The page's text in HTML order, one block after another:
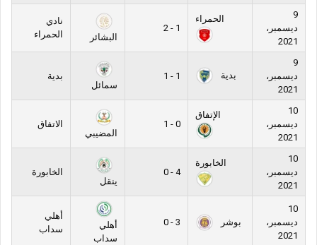
9
ديسمبر،
2021
الحمراء
1 - 2
البشائر
نادي
الحمراء
9
ديسمبر،
2021
بدية
1 - 1
سمائل
بدية
10
ديسمبر،
2021
الإتفاق
0 - 1
المضيبي
الاتفاق
10
ديسمبر،
2021
الخابورة
4 - 0
ينقل
الخابورة
10
ديسمبر،
2021
بوشر 3 - 0
أهلي
سداب
أهلي
سداب